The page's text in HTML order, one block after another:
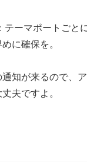
：テーマポートごと
に確保を。
知が来るので、
夫ですよ。